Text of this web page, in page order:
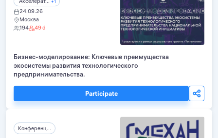
+1
24.09.26
Москва
194
49 d
Бизнес-моделирование: Ключевые преимущества
экосистемы развития технологического
предпринимательства.
Participate
Конференц...